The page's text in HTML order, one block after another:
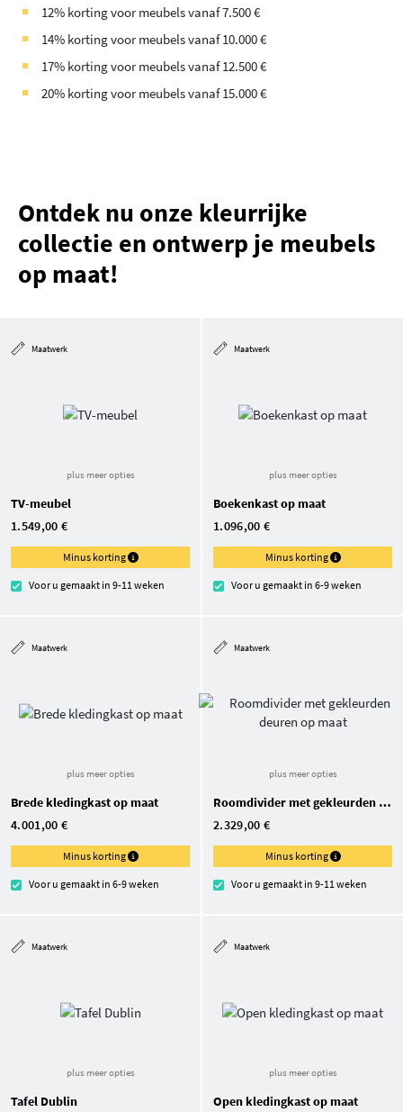
12% korting voor meubels vanaf 7.500 €
14% korting voor meubels vanaf 10.000 €
17% korting voor meubels vanaf 12.500 €
20% korting voor meubels vanaf 15.000 €
Ontdek nu onze kleurrijke
collectie en ontwerp je meubels
op maat!
Maatwerk
plus meer opties
TV-meubel
1.549,00 €
Minus korting
Voor u gemaakt in 9-11 weken
Maatwerk
plus meer opties
Boekenkast op maat
1.096,00 €
Minus korting
Voor u gemaakt in 6-9 weken
Maatwerk
plus meer opties
Brede kledingkast op maat
4.001,00 €
Minus korting
Voor u gemaakt in 6-9 weken
Maatwerk
plus meer opties
Roomdivider met gekleurden deuren op maat
2.329,00 €
Minus korting
Voor u gemaakt in 9-11 weken
Maatwerk
plus meer opties
Tafel Dublin
Maatwerk
plus meer opties
Open kledingkast op maat